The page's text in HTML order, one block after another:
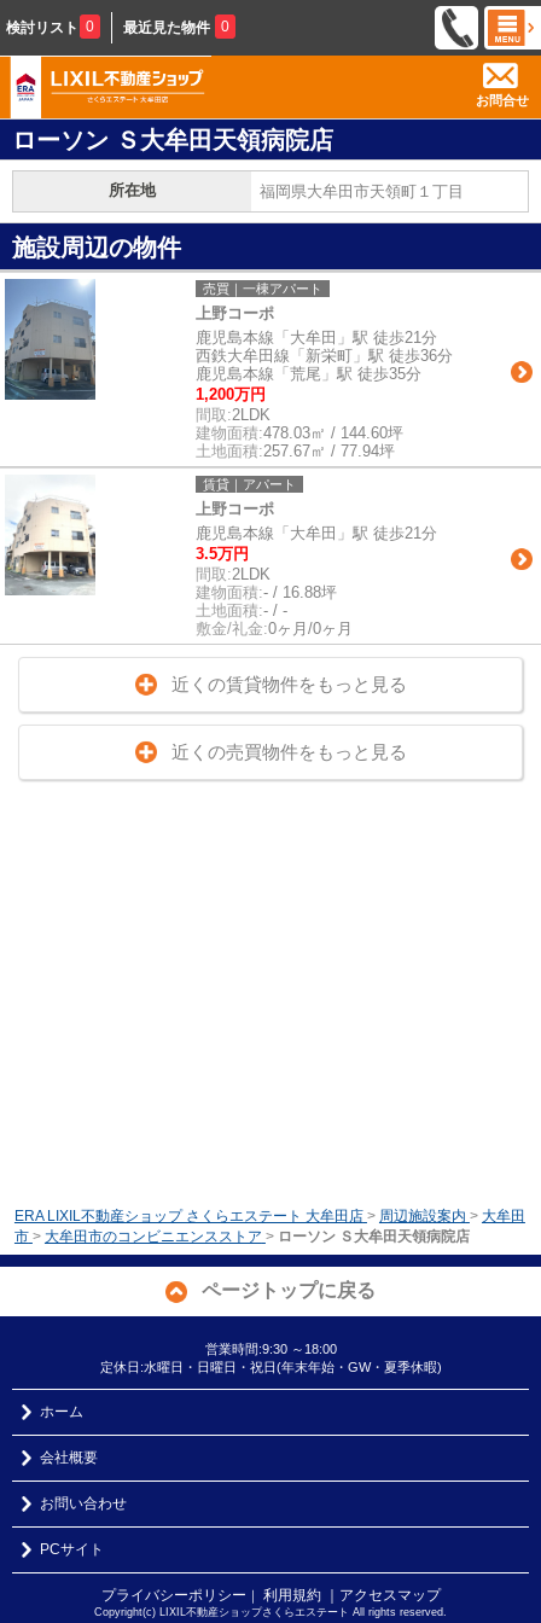
検討リスト 0 最近見た物件 0
お問合せ
ローソン Ｓ大牟田天領病院店
所在地 福岡県大牟田市天領町１丁目
施設周辺の物件
売買｜一棟アパート
上野コーポ
鹿児島本線「大牟田」駅 徒歩21分
西鉄大牟田線「新栄町」駅 徒歩36分
鹿児島本線「荒尾」駅 徒歩35分
1,200万円
間取:2LDK
建物面積:478.03㎡ / 144.60坪
土地面積:257.67㎡ / 77.94坪
賃貸｜アパート
上野コーポ
鹿児島本線「大牟田」駅 徒歩21分
3.5万円
間取:2LDK
建物面積:- / 16.88坪
土地面積:- / -
敷金/礼金:0ヶ月/0ヶ月
近くの賃貸物件をもっと見る
近くの売買物件をもっと見る
ERA LIXIL不動産ショップ さくらエステート 大牟田店 > 周辺施設案内 > 大牟田
市 > 大牟田市のコンビニエンスストア > ローソン Ｓ大牟田天領病院店
ページトップに戻る
営業時間:9:30 ～18:00
定休日:水曜日・日曜日・祝日(年末年始・GW・夏季休暇)
ホーム
会社概要
お問い合わせ
PCサイト
プライバシーポリシー ｜ 利用規約 ｜アクセスマップ
Copyright(c) LIXIL不動産ショップさくらエステート All rights reserved.